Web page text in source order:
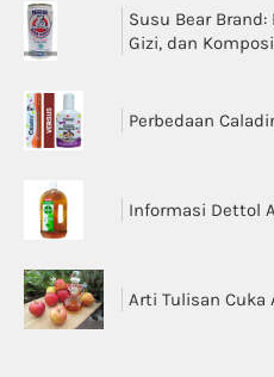
Susu Bear
Gizi, dan
Perbedaan
Informasi Dettol
Arti Tulisan Cuka